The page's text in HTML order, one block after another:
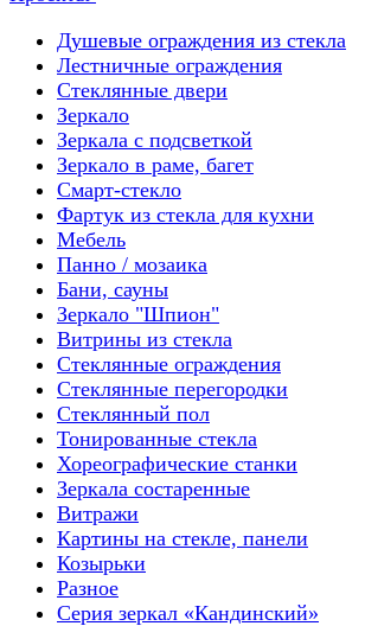
Душевые ограждения из стекла
Лестничные ограждения
Стеклянные двери
Зеркало
Зеркала с подсветкой
Зеркало в раме, багет
Смарт-стекло
Фартук из стекла для кухни
Мебель
Панно / мозаика
Бани, сауны
Зеркало "Шпион"
Витрины из стекла
Стеклянные ограждения
Стеклянные перегородки
Стеклянный пол
Тонированные стекла
Хореографические станки
Зеркала состаренные
Витражи
Картины на стекле, панели
Козырьки
Разное
Серия зеркал «Кандинский»